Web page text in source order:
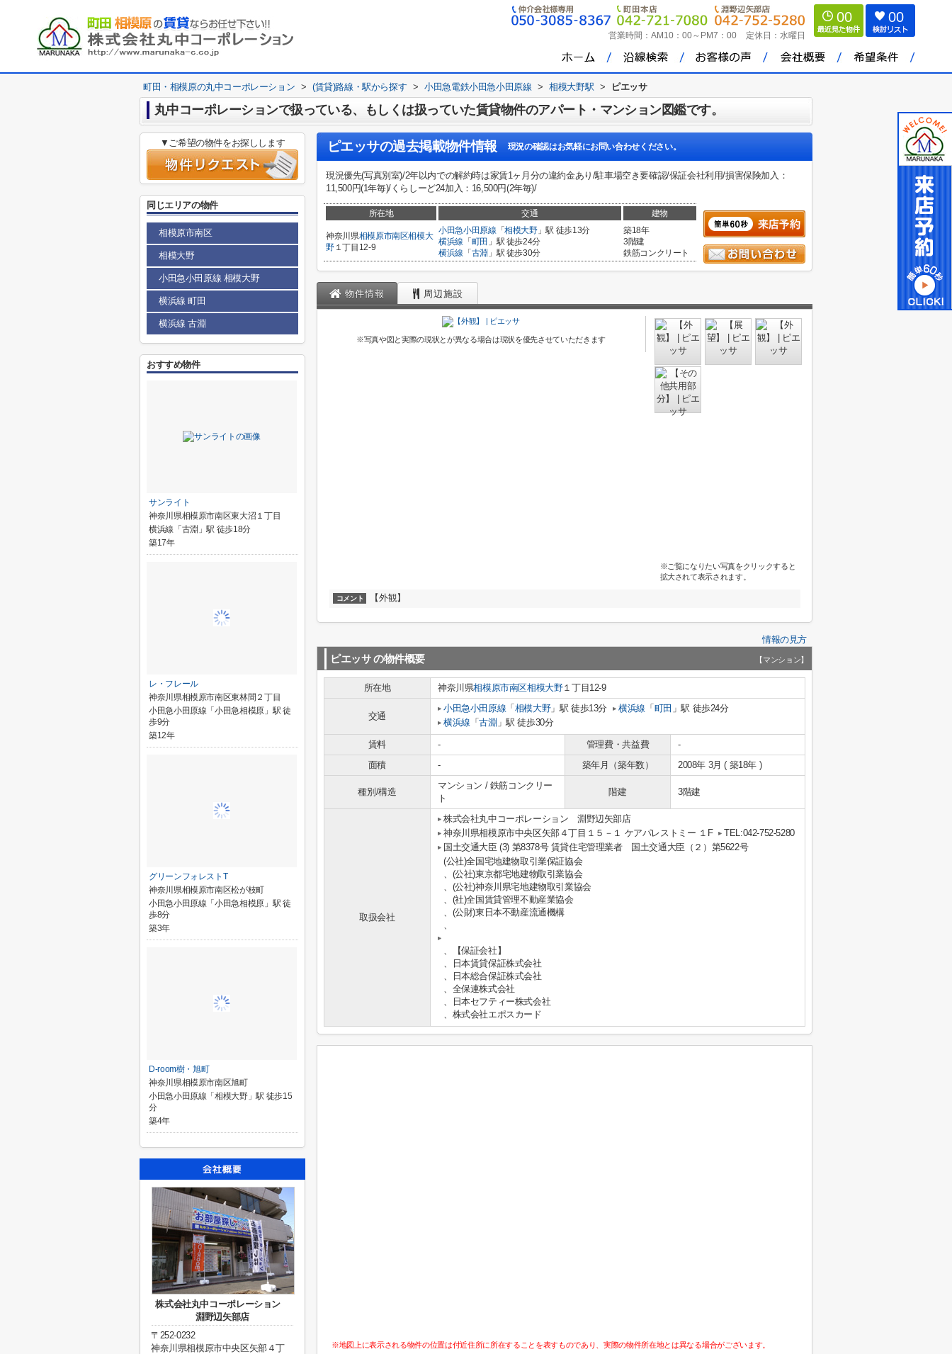
営業時間： AM10：00～PM7：00 定休日： 水曜日
00 00
町田・相模原の丸中コーポレーション > (賃貸)路線・駅から探す > 小田急電鉄小田急小田原線 > 相模大野駅 > ピエッサ
丸中コーポレーションで扱っている、もしくは扱っていた賃貸物件のアパート・マンション図鑑です。
ピエッサの過去掲載物件情報 現況の確認はお気軽にお問い合わせください。
現況優先(写真別室)/2年以内での解約時は家賃1ヶ月分の違約金あり/駐車場空き要確認/保証会社利用/損害保険加入：
11,500円(1年毎)/くらしーど24加入：16,500円(2年毎)/
所在地 交通 建物
神奈川県相模原市南区相模大
野１丁目12-9
小田急小田原線 「相模大野」駅 徒歩13分
横浜線 「 町田 」駅 徒歩24分
横浜線 「 古淵 」駅 徒歩30分
築18年
3階建
鉄筋コンクリート
物件情報 周辺施設
※写真や図と実際の現状とが異なる場合は現状を優先させていただきます
※ご覧になりたい写真をクリックすると
拡大されて表示されます。
コメント 【外観】
情報の見方
ピエッサ の物件概要 【マンション】
所在地 神奈川県相模原市南区相模大野１丁目12-9
交通
小田急小田原線 「 相模大野」駅 徒歩13分 横浜線 「 町田 」駅 徒歩24分
横浜線 「古淵 」駅 徒歩30分
賃料 - 管理費・共益費
-
面積
- 築年月（築年数） 2008年 3月 ( 築18年 )
種別/構造
マンション / 鉄筋コンクリー
ト
階建 3階建
取扱会社
株式会社丸中コーポレーション 淵野辺矢部店
神奈川県相模原市中央区矢部４丁目１５－１ ケアパレストミー １F
TEL:042-752-5280
国土交通大臣 (3) 第8378号 賃貸住宅管理業者 国土交通大臣（２）第5622号
(公社)全国宅地建物取引業保証協会
、(公社)東京都宅地建物取引業協会
、(公社)神奈川県宅地建物取引業協会
、(社)全国賃貸管理不動産業協会
、(公財)東日本不動産流通機構
、
、【保証会社】
、日本賃貸保証株式会社
、日本総合保証株式会社
、全保連株式会社
、日本セフティー株式会社
、株式会社エポスカード
※地図上に表示される物件の位置は付近住所に所在することを表すものであり、実際の物件所在地とは異なる場合がございます。
▼ご希望の物件をお探しします
同じエリアの物件
相模原市南区
相模大野
小田急小田原線 相模大野
横浜線 町田
横浜線 古淵
おすすめ物件
サンライト
神奈川県相模原市南区東大沼１丁目
横浜線「古淵」駅 徒歩18分
築17年
レ・フレール
神奈川県相模原市南区東林間２丁目
小田急小田原線「小田急相模原」駅 徒
歩9分
築12年
グリーンフォレストT
神奈川県相模原市南区松が枝町
小田急小田原線「小田急相模原」駅 徒
歩8分
築3年
D-room樹・旭町
神奈川県相模原市南区旭町
小田急小田原線「相模大野」駅 徒歩15
分
築4年
株式会社丸中コーポレーション
淵野辺矢部店
〒252-0232
神奈川県相模原市中央区矢部４丁